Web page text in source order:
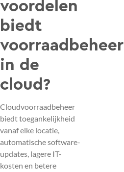
voordelen
biedt
voorraadbeheer
in de
cloud?
Cloudvoorraadbeheer
biedt toegankelijkheid
vanaf elke locatie,
automatische software-
updates, lagere IT-
kosten en betere